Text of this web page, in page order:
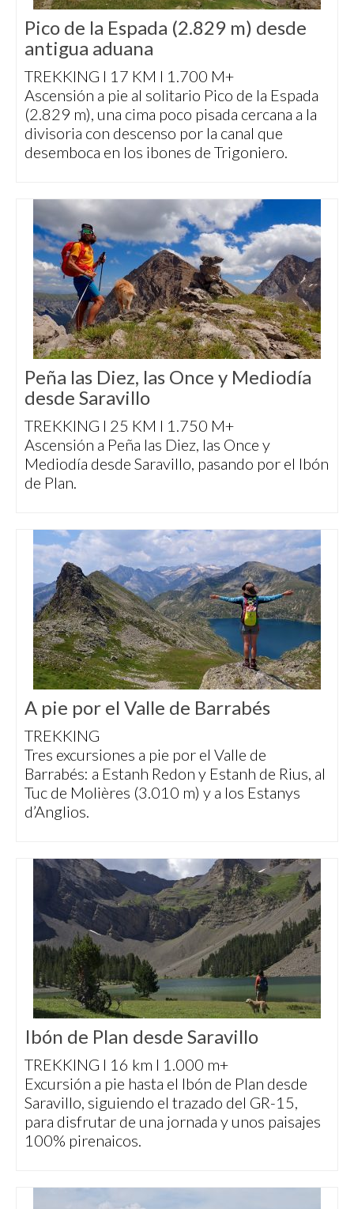
Pico de la Espada (2.829 m) desde
antigua aduana
TREKKING I 17 KM I 1.700 M+
Ascensión a pie al solitario Pico de la Espada
(2.829 m), una cima poco pisada cercana a la
divisoria con descenso por la canal que
desemboca en los ibones de Trigoniero.
Peña las Diez, las Once y Mediodía
desde Saravillo
TREKKING I 25 KM I 1.750 M+
Ascensión a Peña las Diez, las Once y
Mediodía desde Saravillo, pasando por el Ibón
de Plan.
A pie por el Valle de Barrabés
TREKKING
Tres excursiones a pie por el Valle de
Barrabés: a Estanh Redon y Estanh de Rius, al
Tuc de Molières (3.010 m) y a los Estanys
d’Anglios.
Ibón de Plan desde Saravillo
TREKKING I 16 km I 1.000 m+
Excursión a pie hasta el Ibón de Plan desde
Saravillo, siguiendo el trazado del GR-15,
para disfrutar de una jornada y unos paisajes
100% pirenaicos.